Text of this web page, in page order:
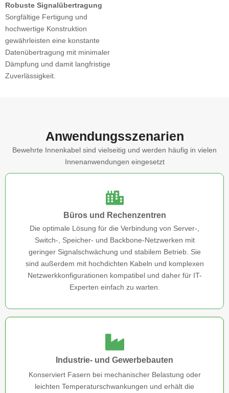
Robuste Signalübertragung
Sorgfältige Fertigung und
hochwertige Konstruktion
gewährleisten eine konstante
Datenübertragung mit minimaler
Dämpfung und damit langfristige
Zuverlässigkeit.
Anwendungsszenarien
Bewehrte Innenkabel sind vielseitig und werden häufig in vielen
Innenanwendungen eingesetzt
Büros und Rechenzentren
Die optimale Lösung für die Verbindung von Server-,
Switch-, Speicher- und Backbone-Netzwerken mit
geringer Signalschwächung und stabilem Betrieb. Sie
sind außerdem mit hochdichten Kabeln und komplexen
Netzwerkkonfigurationen kompatibel und daher für IT-
Experten einfach zu warten.
Industrie- und Gewerbebauten
Konserviert Fasern bei mechanischer Belastung oder
leichten Temperaturschwankungen und erhält die